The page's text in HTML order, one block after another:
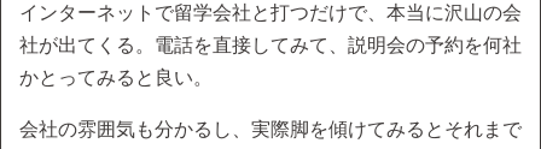
インターネットで留学会社と打つだけで、本当に沢山の会
社が出てくる。電話を直接してみて、説明会の予約を何社
かとってみると良い。
会社の雰囲気も分かるし、実際脚を傾けてみるとそれまで